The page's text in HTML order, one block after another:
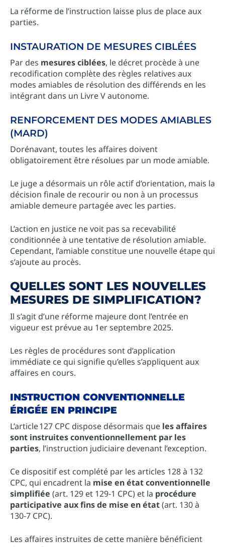
La réforme de l’instruction laisse plus de place aux
parties.
INSTAURATION DE MESURES CIBLÉES
Par des mesures ciblées, le décret procède à une
recodification complète des règles relatives aux
modes amiables de résolution des différends en les
intégrant dans un Livre V autonome.
RENFORCEMENT DES MODES AMIABLES
(MARD)
Dorénavant, toutes les affaires doivent
obligatoirement être résolues par un mode amiable.
Le juge a désormais un rôle actif d’orientation, mais la
décision finale de recourir ou non à un processus
amiable demeure partagée avec les parties.
L’action en justice ne voit pas sa recevabilité
conditionnée à une tentative de résolution amiable.
Cependant, l’amiable constitue une nouvelle étape qui
s’ajoute au procès.
QUELLES SONT LES NOUVELLES
MESURES DE SIMPLIFICATION?
Il s’agit d’une réforme majeure dont l’entrée en
vigueur est prévue au 1er septembre 2025.
Les règles de procédures sont d’application
immédiate ce qui signifie qu’elles s’appliquent aux
affaires en cours.
INSTRUCTION CONVENTIONNELLE
ÉRIGÉE EN PRINCIPE
L’article 127 CPC dispose désormais que les affaires
sont instruites conventionnellement par les
parties, l’instruction judiciaire devenant l’exception.
Ce dispositif est complété par les articles 128 à 132
CPC, qui encadrent la mise en état conventionnelle
simplifiée (art. 129 et 129‑1 CPC) et la procédure
participative aux fins de mise en état(art. 130 à
130‑7 CPC).
Les affaires instruites de cette manière bénéficient